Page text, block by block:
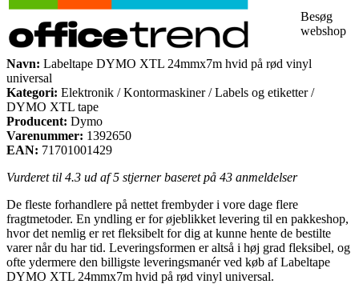
Besøg
webshop
Navn: Labeltape DYMO XTL 24mmx7m hvid på rød vinyl
universal
Kategori: Elektronik / Kontormaskiner / Labels og etiketter /
DYMO XTL tape
Producent: Dymo
Varenummer: 1392650
EAN: 71701001429
Vurderet til 4.3 ud af 5 stjerner baseret på 43 anmeldelser
De fleste forhandlere på nettet frembyder i vore dage flere
fragtmetoder. En yndling er for øjeblikket levering til en pakkeshop,
hvor det nemlig er ret fleksibelt for dig at kunne hente de bestilte
varer når du har tid. Leveringsformen er altså i høj grad fleksibel, og
ofte ydermere den billigste leveringsmanér ved køb af Labeltape
DYMO XTL 24mmx7m hvid på rød vinyl universal.